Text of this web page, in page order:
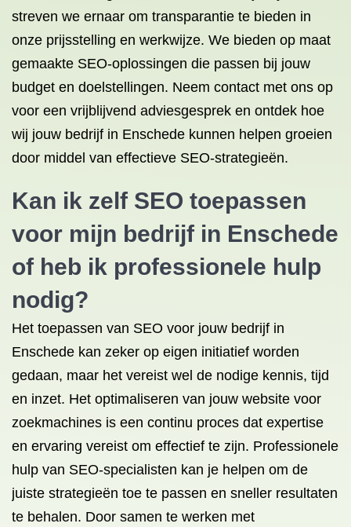
streven we ernaar om transparantie te bieden in
onze prijsstelling en werkwijze. We bieden op maat
gemaakte SEO-oplossingen die passen bij jouw
budget en doelstellingen. Neem contact met ons op
voor een vrijblijvend adviesgesprek en ontdek hoe
wij jouw bedrijf in Enschede kunnen helpen groeien
door middel van effectieve SEO-strategieën.
Kan ik zelf SEO toepassen
voor mijn bedrijf in Enschede
of heb ik professionele hulp
nodig?
Het toepassen van SEO voor jouw bedrijf in
Enschede kan zeker op eigen initiatief worden
gedaan, maar het vereist wel de nodige kennis, tijd
en inzet. Het optimaliseren van jouw website voor
zoekmachines is een continu proces dat expertise
en ervaring vereist om effectief te zijn. Professionele
hulp van SEO-specialisten kan je helpen om de
juiste strategieën toe te passen en sneller resultaten
te behalen. Door samen te werken met